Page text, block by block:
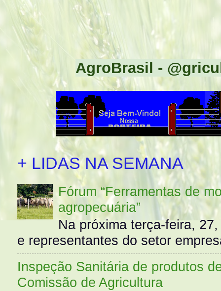
AgroBrasil -
+ LIDAS NA SEMANA
Fórum “Ferramentas de
agropecuária”
Na próxima terça-feira,
e representantes do setor
Inspeção Sanitária de produtos
Comissão de Agricultura